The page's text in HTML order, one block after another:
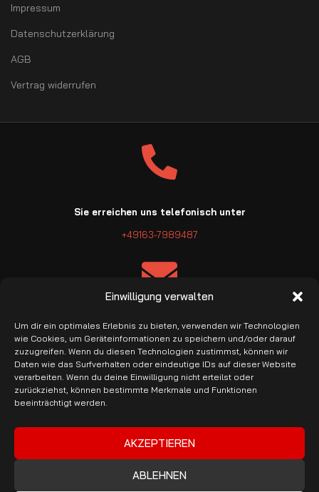
Einwilligung verwalten
Um dir ein optimales Erlebnis zu bieten, verwenden wir Technologien
wie Cookies, um Geräteinformationen zu speichern und/oder darauf
zuzugreifen. Wenn du diesen Technologien zustimmst, können wir
Daten wie das Surfverhalten oder eindeutige IDs auf dieser Website
verarbeiten. Wenn du deine Einwilligung nicht erteilst oder
zurückziehst, können bestimmte Merkmale und Funktionen
beeinträchtigt werden.
AKZEPTIEREN
ABLEHNEN
Impressum
Datenschutzerklärung
AGB
Vertrag widerrufen
Sie erreichen uns telefonisch unter
+49163-7989487
E-Mail: info@pro-garage.com
Copyright © 2026 ProGarage. Alle Rechte vorbehalten.